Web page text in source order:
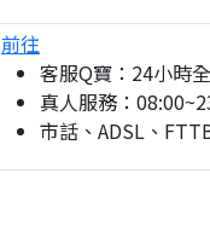
前往
客服Q寶：24小時
真人服務：
市話、ADSL、